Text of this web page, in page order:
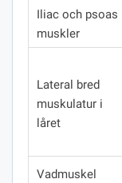
Iliac och psoas
muskler
Lateral bred
muskulatur i
låret
Vadmuskel